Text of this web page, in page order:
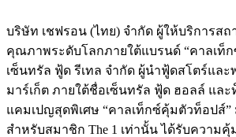
บริษัท เชฟรอน (ไทย) จำกัด ผู้ให้บริการส
คุณภาพระดับโลกภายใต้แบรนด์ “คาลเท็
เซ็นทรัล ฟู้ด รีเทล จำกัด ผู้นำฟู้ดสโตร์และ
มาร์เก็ต ภายใต้ชื่อเซ็นทรัล ฟู้ด ฮอลล์ แล
แคมเปญสุดพิเศษ “คาลเท็กซ์คุ้มตัวท็อปส์
สำหรับสมาชิก The 1 เท่านั้น ได้รับความคุ้